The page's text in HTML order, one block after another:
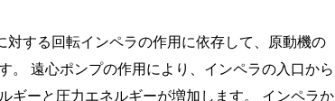
対する回転インペラの作用に依存して、原動機の
。 遠心ポンプの作用により、インペラの入口から
ギーと圧力エネルギーが増加します。 インペラか